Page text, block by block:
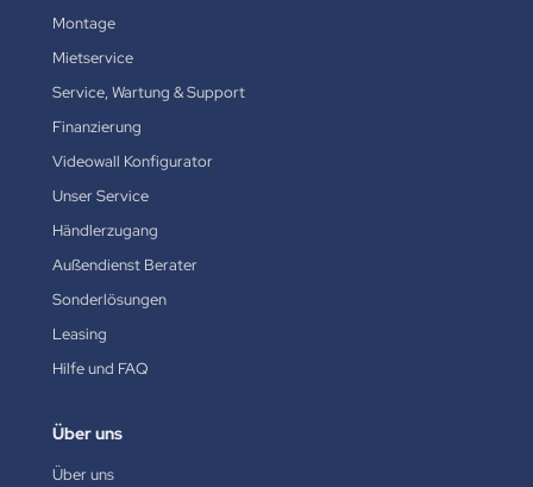
Montage
Mietservice
Service, Wartung & Support
Finanzierung
Videowall Konfigurator
Unser Service
Händlerzugang
Außendienst Berater
Sonderlösungen
Leasing
Hilfe und FAQ
Über uns
Über uns